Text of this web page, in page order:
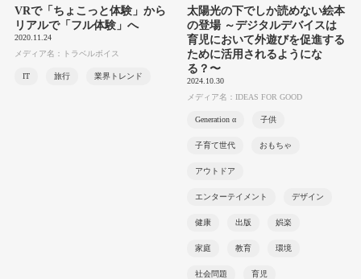
VRで「ちょこっと体験」から
リアルで「フル体験」へ
2020.11.24
メディア名：トラベルボイス
IT 旅行 業界トレンド
太陽光の下でしか読めない絵本
の登場 ～デジタルデバイスは
育児において外遊びを促進する
ために活用されるようにな
る？〜
2024.10.30
メディア名：IDEAS FOR GOOD
Generation α 子供
子育て世代 おもちゃ
アウトドア
エンターテイメント デザイン
健康 出版 娯楽
家庭 教育 環境
社会問題 育児